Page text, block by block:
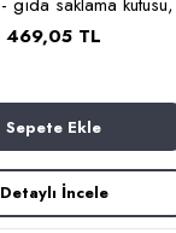
469,05 TL
Sepete Ekle
Detaylı İncele